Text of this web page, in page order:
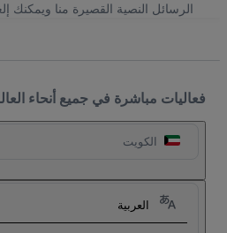
الرسائل النصية القصيرة منا ويمكنك
فعاليات مباشرة في جميع أنحاء
الكويت
العربية